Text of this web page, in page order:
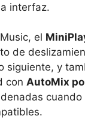
interfaz.
el
de
siguiente, y
con AutoMix